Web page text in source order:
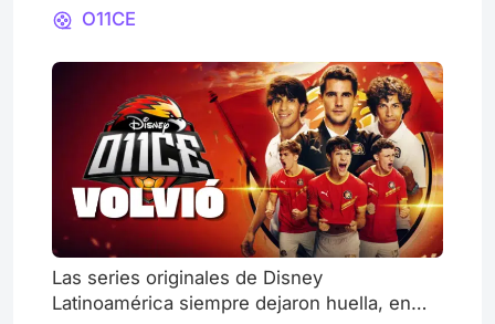
O11CE
Las series originales de Disney
Latinoamérica siempre dejaron huella, en